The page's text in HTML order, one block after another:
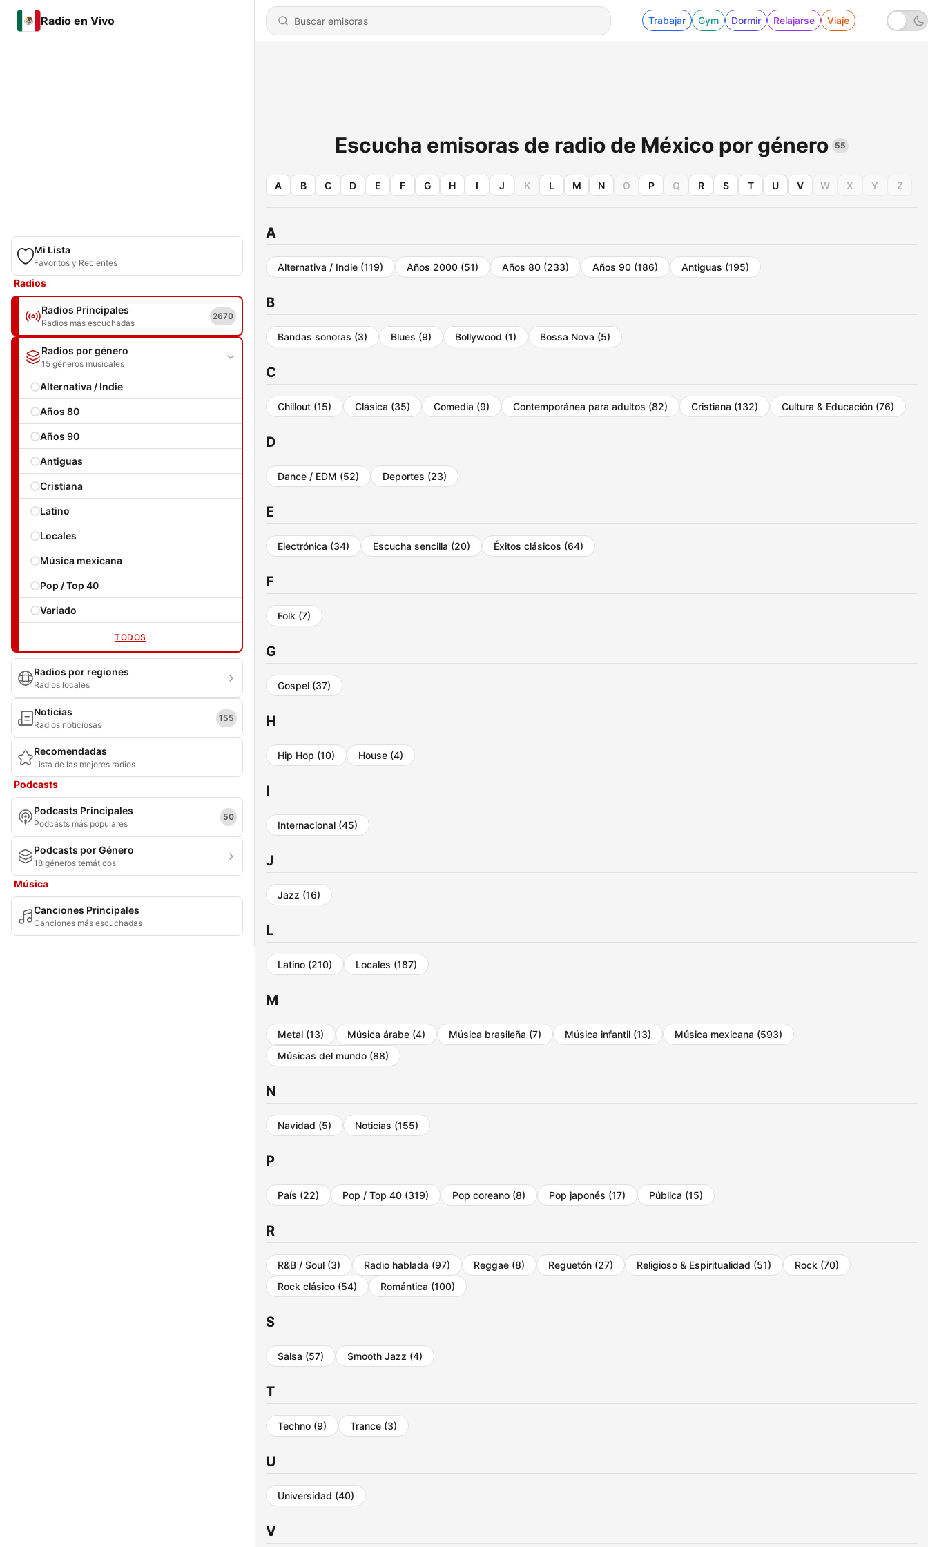
Radio en Vivo Trabajar Gym Dormir Relajarse Viaje
Mi Lista
Favoritos y Recientes
Radios
Radios Principales
Radios más escuchadas
2670
Radios por género
15 géneros musicales
Alternativa / Indie
Años 80
Años 90
Antiguas
Cristiana
Latino
Locales
Música mexicana
Pop / Top 40
Variado
TODOS
Radios por regiones
Radios locales
Noticias
Radios noticiosas
155
Recomendadas
Lista de las mejores radios
Podcasts
Podcasts Principales
Podcasts más populares
50
Podcasts por Género
18 géneros temáticos
Música
Canciones Principales
Canciones más escuchadas
Escucha emisoras de radio de México por género 55
A B C D E F G H I J K L M N O P Q R S T U V W X Y Z
A
Alternativa / Indie (119) Años 2000 (51) Años 80 (233) Años 90 (186) Antiguas (195)
B
Bandas sonoras (3) Blues (9) Bollywood (1) Bossa Nova (5)
C
Chillout (15) Clásica (35) Comedia (9) Contemporánea para adultos (82) Cristiana (132) Cultura & Educación (76)
D
Dance / EDM (52) Deportes (23)
E
Electrónica (34) Escucha sencilla (20) Éxitos clásicos (64)
F
Folk (7)
G
Gospel (37)
H
Hip Hop (10) House (4)
I
Internacional (45)
J
Jazz (16)
L
Latino (210) Locales (187)
M
Metal (13) Música árabe (4) Música brasileña (7) Música infantil (13) Música mexicana (593)
Músicas del mundo (88)
N
Navidad (5) Noticias (155)
P
País (22) Pop / Top 40 (319) Pop coreano (8) Pop japonés (17) Pública (15)
R
R&B / Soul (3) Radio hablada (97) Reggae (8) Reguetón (27) Religioso & Espiritualidad (51) Rock (70)
Rock clásico (54) Romántica (100)
S
Salsa (57) Smooth Jazz (4)
T
Techno (9) Trance (3)
U
Universidad (40)
V